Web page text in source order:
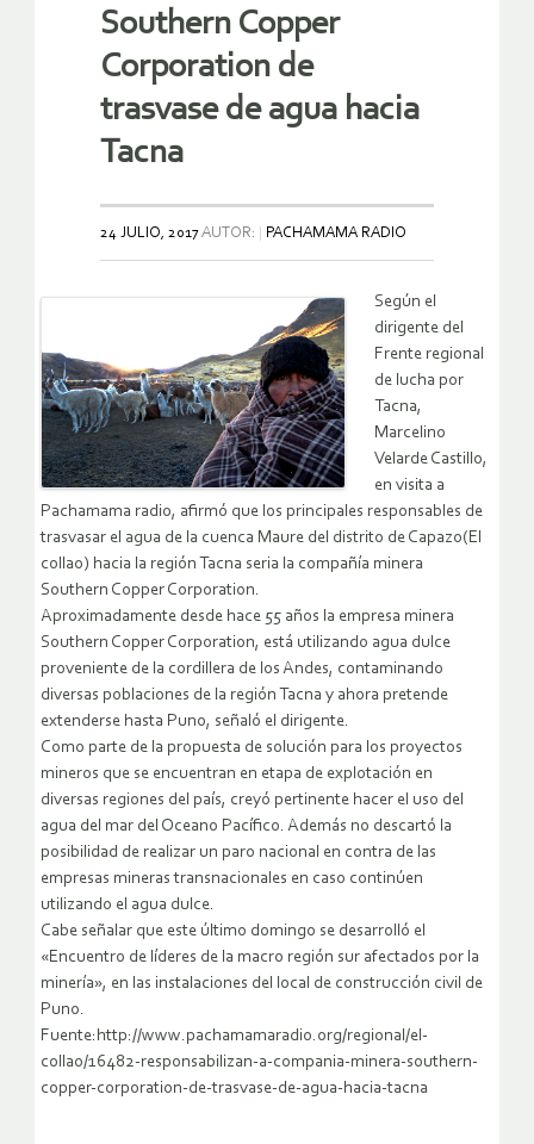
Southern Copper
Corporation de
trasvase de agua hacia
Tacna
24 JULIO, 2017AUTOR: PACHAMAMA RADIO
Según el
dirigente del
Frente regional
de lucha por
Tacna,
Marcelino
Velarde Castillo,
en visita a
Pachamama radio, afirmó que los principales responsables de
trasvasar el agua de la cuenca Maure del distrito de Capazo(El
collao) hacia la región Tacna seria la compañía minera
Southern Copper Corporation.
Aproximadamente desde hace 55 años la empresa minera
Southern Copper Corporation, está utilizando agua dulce
proveniente de la cordillera de los Andes, contaminando
diversas poblaciones de la región Tacna y ahora pretende
extenderse hasta Puno, señaló el dirigente.
Como parte de la propuesta de solución para los proyectos
mineros que se encuentran en etapa de explotación en
diversas regiones del país, creyó pertinente hacer el uso del
agua del mar del Oceano Pacífico. Además no descartó la
posibilidad de realizar un paro nacional en contra de las
empresas mineras transnacionales en caso continúen
utilizando el agua dulce.
Cabe señalar que este último domingo se desarrolló el
«Encuentro de líderes de la macro región sur afectados por la
minería», en las instalaciones del local de construcción civil de
Puno.
Fuente:http://www.pachamamaradio.org/regional/el-
collao/16482-responsabilizan-a-compania-minera-southern-
copper-corporation-de-trasvase-de-agua-hacia-tacna